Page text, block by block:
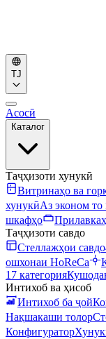
TJ
Асосӣ
Каталог
Таҷҳизоти хунукӣ
Витринаҳо ва
хунукӣАз эконом
шкафҳо
Таҷҳизоти савдо
Стеллажҳои савдо
ошхонаи HoReCa
17 категория
Интихоб ва ҳисоб
Интихоб ба ҷой
Нақшакаши толор
Конфигуратор